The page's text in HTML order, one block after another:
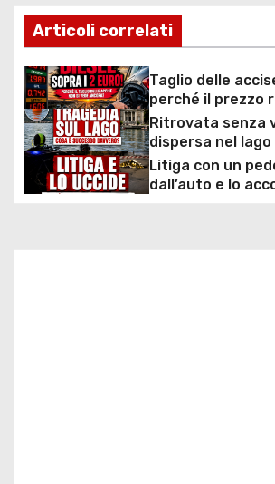
i
g
a
z
i
Articoli correlati
Taglio delle
perché il prezzo
sopra i 2 euro
sconto deciso dal
Ritrovata senza
dispersa nel lago
ore di ricerche
sommozzatori
Litiga con un
dall’auto e lo